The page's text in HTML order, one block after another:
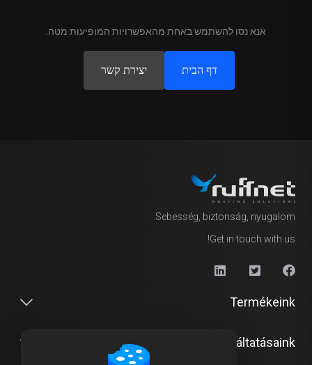
אנא נסו להשתמש באחת מהאפשרויות המופיעות מטה.
דף הבית יצירת קשר
Sebesség, biztonság, nyugalom.
Get in touch with us!
Termékeink
Szolgáltatásaink